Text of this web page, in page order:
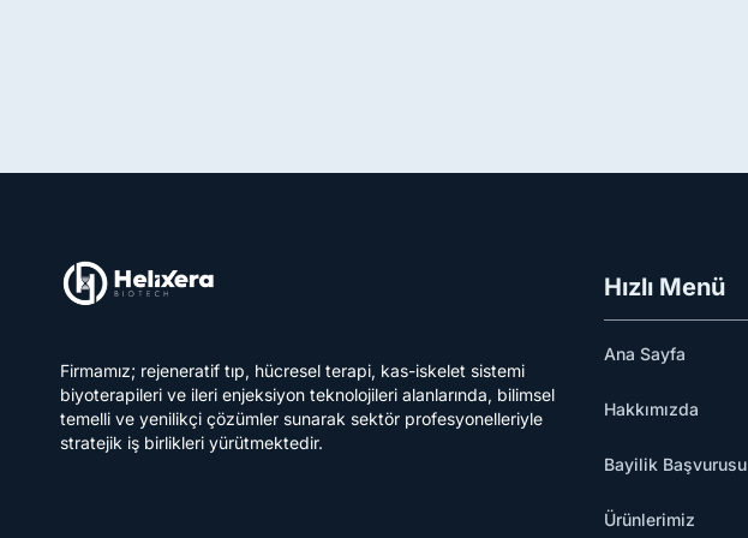
Firmamız; rejeneratif tıp, hücresel terapi, kas-iskelet sistemi
biyoterapileri ve ileri enjeksiyon teknolojileri alanlarında, bilimsel
temelli ve yenilikçi çözümler sunarak sektör profesyonelleriyle
stratejik iş birlikleri yürütmektedir.
Hızlı Menü
Ana Sayfa
Hakkımızda
Bayilik Başvurusu
Ürünlerimiz